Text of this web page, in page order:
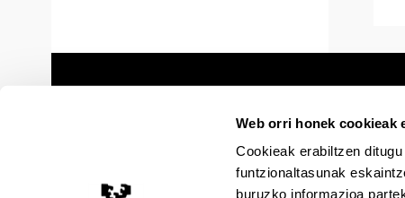
Web orri honek cookieak
Cookieak erabiltzen
funtzionaltasunak
buruzko informazioa